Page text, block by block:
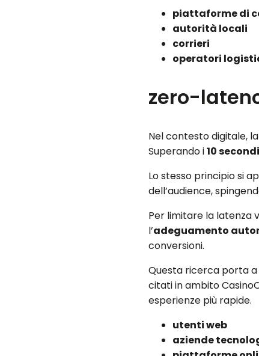
piattaforme di
autorità locali
corrieri
operatori
zero-
Nel contesto digitale,
Superando i10
Lo stesso principio si
dell’audience,
Per limitare la latenza
l’adeguamento
conversioni.
Questa ricerca porta
citati in ambito
esperienze più rapide.
utenti web
aziende